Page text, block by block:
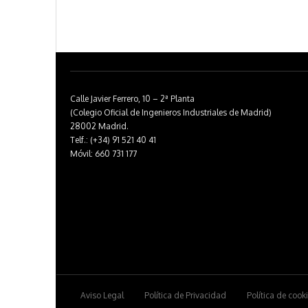
Calle Javier Ferrero, 10 – 2ª Planta
(Colegio Oficial de Ingenieros Industriales de Madrid)
28002 Madrid.
Telf.: (+34) 91 521 40 41
Móvil: 660 731 177
Aviso Legal Política de Privacidad Política de